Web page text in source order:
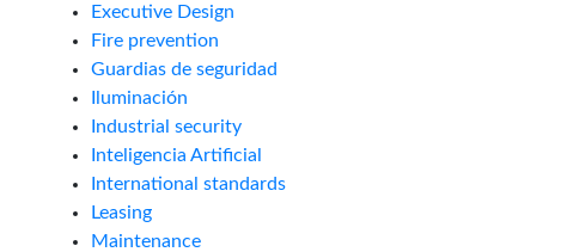
Executive Design
Fire prevention
Guardias de seguridad
Iluminación
Industrial security
Inteligencia Artificial
International standards
Leasing
Maintenance